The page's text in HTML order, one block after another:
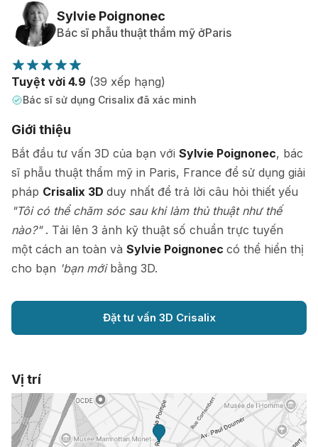
Đánh giá của bệnh nhân
Sylvie Poignonec
Bác sĩ phẫu thuật thẩm mỹ ởParis
Tuyệt vời 4.9 (39 xếp hạng)
Bác sĩ sử dụng Crisalix đã xác minh
Giới thiệu
Bắt đầu tư vấn 3D của bạn với Sylvie Poignonec, bác
sĩ phẫu thuật thẩm mỹ in Paris, France để sử dụng giải
pháp Crisalix 3D duy nhất để trả lời câu hỏi thiết yếu
"Tôi có thể chăm sóc sau khi làm thủ thuật như thế
nào?" . Tải lên 3 ảnh kỹ thuật số chuẩn trực tuyến
một cách an toàn và Sylvie Poignonec có thể hiển thị
cho bạn 'bạn mới bằng 3D.
Đặt tư vấn 3D Crisalix
Vị trí